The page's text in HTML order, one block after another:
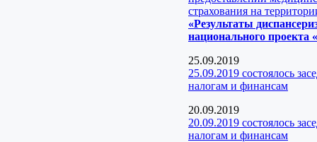
страхования на
«Результаты
национального проекта
25.09.2019
25.09.2019 состоялось
налогам и финансам
20.09.2019
20.09.2019 состоялось
налогам и финансам